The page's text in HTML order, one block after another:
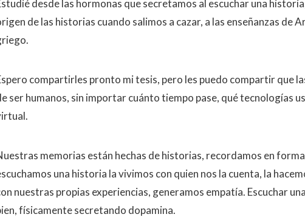
desde las hormonas que secretamos al escuchar una
de las historias cuando salimos a cazar, a las enseñanzas de
compartirles pronto mi tesis, pero les puedo compartir que
ser humanos, sin importar cuánto tiempo pase, qué tecnologías
memorias están hechas de historias, recordamos en
una historia la vivimos con quien nos la cuenta, la
nuestras propias experiencias, generamos empatía. Escuchar
físicamente secretando dopamina.